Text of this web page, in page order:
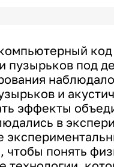
код
пузырьков под
и
эффекты
в
понять